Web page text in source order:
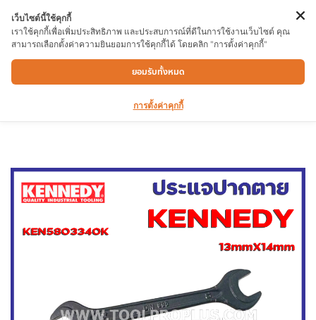
ประแจปากตาย KEN5803340K 13mmx14mm
BLACK OPEN END SPANNER
เว็บไซต์นี้ใช้คุกกี้
เราใช้คุกกี้เพื่อเพิ่มประสิทธิภาพ และประสบการณ์ที่ดีในการใช้งานเว็บไซต์ คุณ
สามารถเลือกตั้งค่าความยินยอมการใช้คุกกี้ได้ โดยคลิก "การตั้งค่าคุกกี้"
ยอมรับทั้งหมด
การตั้งค่าคุกกี้